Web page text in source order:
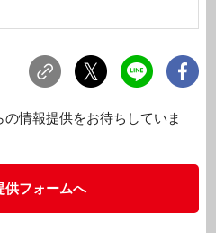
情報提供をお待ちしていま
供フォームへ